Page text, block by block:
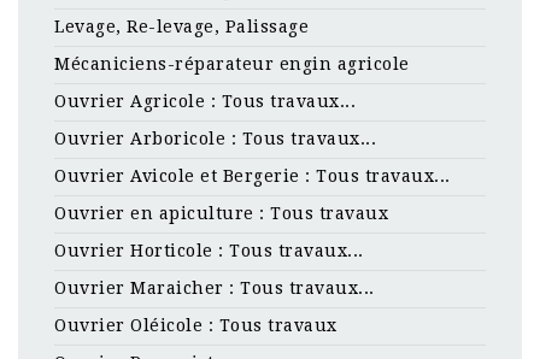
Levage, Re-levage, Palissage
Mécaniciens-réparateur engin agricole
Ouvrier Agricole : Tous travaux...
Ouvrier Arboricole : Tous travaux...
Ouvrier Avicole et Bergerie : Tous travaux...
Ouvrier en apiculture : Tous travaux
Ouvrier Horticole : Tous travaux...
Ouvrier Maraicher : Tous travaux...
Ouvrier Oléicole : Tous travaux